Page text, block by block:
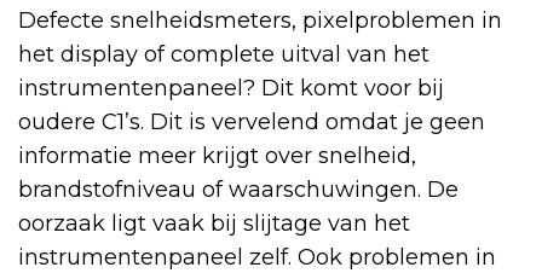
Defecte snelheidsmeters, pixelproblemen in
het display of complete uitval van het
instrumentenpaneel? Dit komt voor bij
oudere C1’s. Dit is vervelend omdat je geen
informatie meer krijgt over snelheid,
brandstofniveau of waarschuwingen. De
oorzaak ligt vaak bij slijtage van het
instrumentenpaneel zelf. Ook problemen in